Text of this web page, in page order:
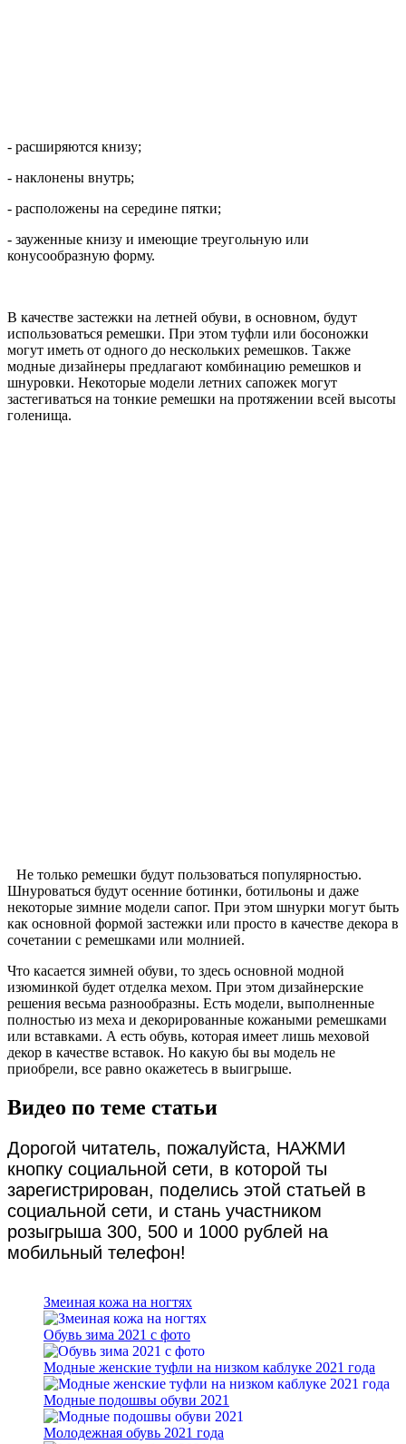
- расширяются книзу;
- наклонены внутрь;
- расположены на середине пятки;
- зауженные книзу и имеющие треугольную или
конусообразную форму.
В качестве застежки на летней обуви, в основном, будут
использоваться ремешки. При этом туфли или босоножки
могут иметь от одного до нескольких ремешков. Также
модные дизайнеры предлагают комбинацию ремешков и
шнуровки. Некоторые модели летних сапожек могут
застегиваться на тонкие ремешки на протяжении всей высоты
голенища.
Не только ремешки будут пользоваться популярностью.
Шнуроваться будут осенние ботинки, ботильоны и даже
некоторые зимние модели сапог. При этом шнурки могут быть
как основной формой застежки или просто в качестве декора в
сочетании с ремешками или молнией.
Что касается зимней обуви, то здесь основной модной
изюминкой будет отделка мехом. При этом дизайнерские
решения весьма разнообразны. Есть модели, выполненные
полностью из меха и декорированные кожаными ремешками
или вставками. А есть обувь, которая имеет лишь меховой
декор в качестве вставок. Но какую бы вы модель не
приобрели, все равно окажетесь в выигрыше.
Видео по теме статьи
Дорогой читатель, пожалуйста, НАЖМИ
кнопку социальной сети, в которой ты
зарегистрирован, поделись этой статьей в
социальной сети, и стань участником
розыгрыша 300, 500 и 1000 рублей на
мобильный телефон!
Змеиная кожа на ногтях
Обувь зима 2021 с фото
Модные женские туфли на низком каблуке 2021 года
Модные подошвы обуви 2021
Молодежная обувь 2021 года